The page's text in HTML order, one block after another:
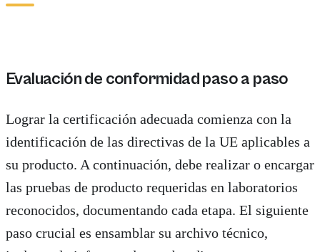
Evaluación de conformidad paso a paso
Lograr la certificación adecuada comienza con la
identificación de las directivas de la UE aplicables a
su producto. A continuación, debe realizar o encargar
las pruebas de producto requeridas en laboratorios
reconocidos, documentando cada etapa. El siguiente
paso crucial es ensamblar su archivo técnico,